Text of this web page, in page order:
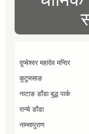
दुप्चेश्वर महादेव मन्दिर
कुटुमसाङ
नाटाङ डाँडा बुद्ध पार्क
रान्चे डाँडा
नाम्सापुराण